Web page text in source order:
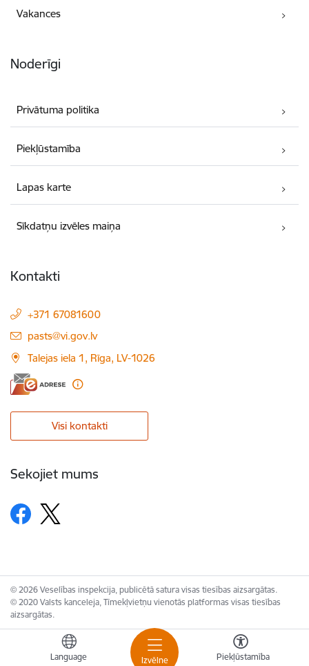
Izvēlne
Language Piekļūstamība
Vakances
Noderīgi
Privātuma politika
Piekļūstamība
Lapas karte
Sīkdatņu izvēles maiņa
Kontakti
+371 67081600
E-pasts:
pasts@vi.gov.lv
Talejas iela 1, Rīga, LV-1026
Visi kontakti
Sekojiet mums
© 2026 Veselības inspekcija, publicētā satura visas tiesības aizsargātas.
© 2020 Valsts kanceleja, Tīmekļvietņu vienotās platformas visas tiesības
aizsargātas.